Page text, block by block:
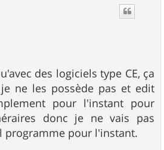
des logiciels type CE, ça
ne les possède pas et edit
pour l'instant pour
donc je ne vais pas
programme pour l'instant.